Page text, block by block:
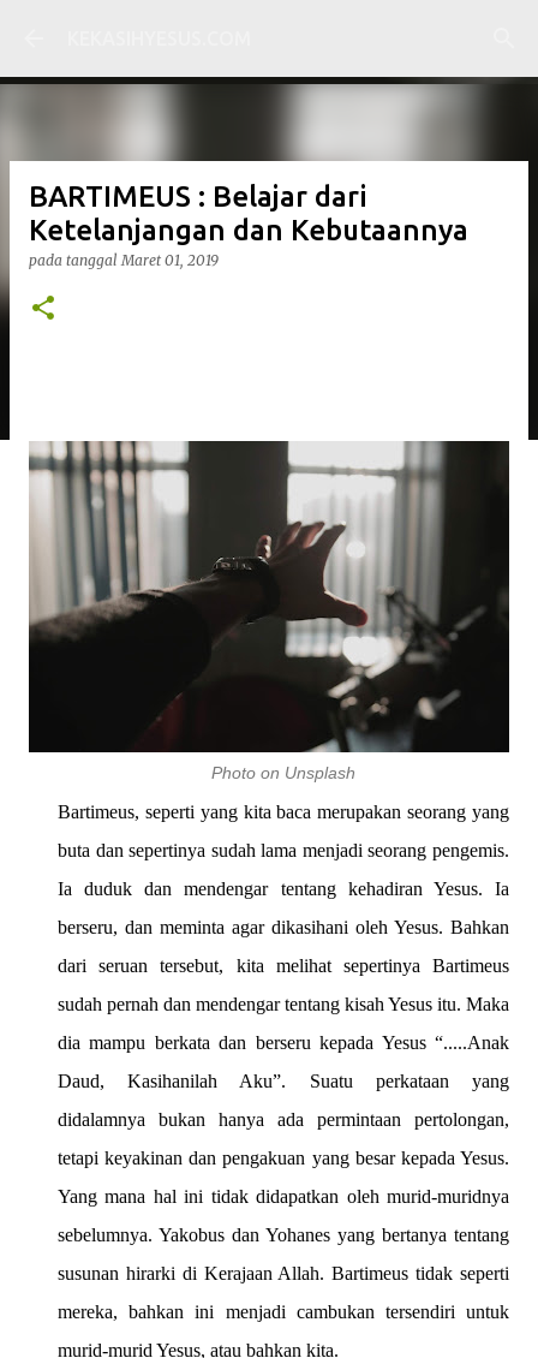
BARTIMEUS : Belajar dari
Ketelanjangan dan Kebutaannya
pada tanggalMaret 01, 2019
Photo on Unsplash
Bartimeus, seperti yang kita baca merupakan seorang yang
buta dan sepertinya sudah lama menjadi seorang pengemis.
Ia duduk dan mendengar tentang kehadiran Yesus. Ia
berseru, dan meminta agar dikasihani oleh Yesus. Bahkan
dari seruan tersebut, kita melihat sepertinya Bartimeus
sudah pernah dan mendengar tentang kisah Yesus itu. Maka
dia mampu berkata dan berseru kepada Yesus “.....Anak
Daud, Kasihanilah Aku”. Suatu perkataan yang
didalamnya bukan hanya ada permintaan pertolongan,
tetapi keyakinan dan pengakuan yang besar kepada Yesus.
Yang mana hal ini tidak didapatkan oleh murid-muridnya
sebelumnya. Yakobus dan Yohanes yang bertanya tentang
susunan hirarki di Kerajaan Allah. Bartimeus tidak seperti
mereka, bahkan ini menjadi cambukan tersendiri untuk
murid-murid Yesus, atau bahkan kita.